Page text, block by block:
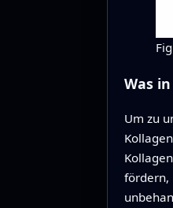
Was
Um zu
fördern,